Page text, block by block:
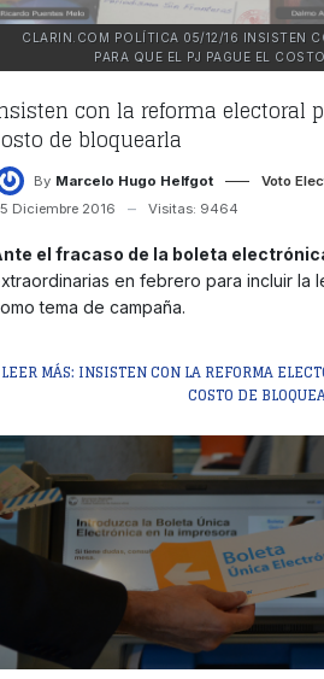
CLARIN.COM POLÍTICA 05/12/16 INSISTEN
PARA QUE EL PJ PAGUE EL
con la reforma electoral
de bloquearla
By Marcelo Hugo Helfgot
Voto
Diciembre 2016
Visitas: 9464
el fracaso de la boleta
en febrero para incluir la
tema de campaña.
LEER MÁS: INSISTEN CON LA REFORMA
COSTO DE